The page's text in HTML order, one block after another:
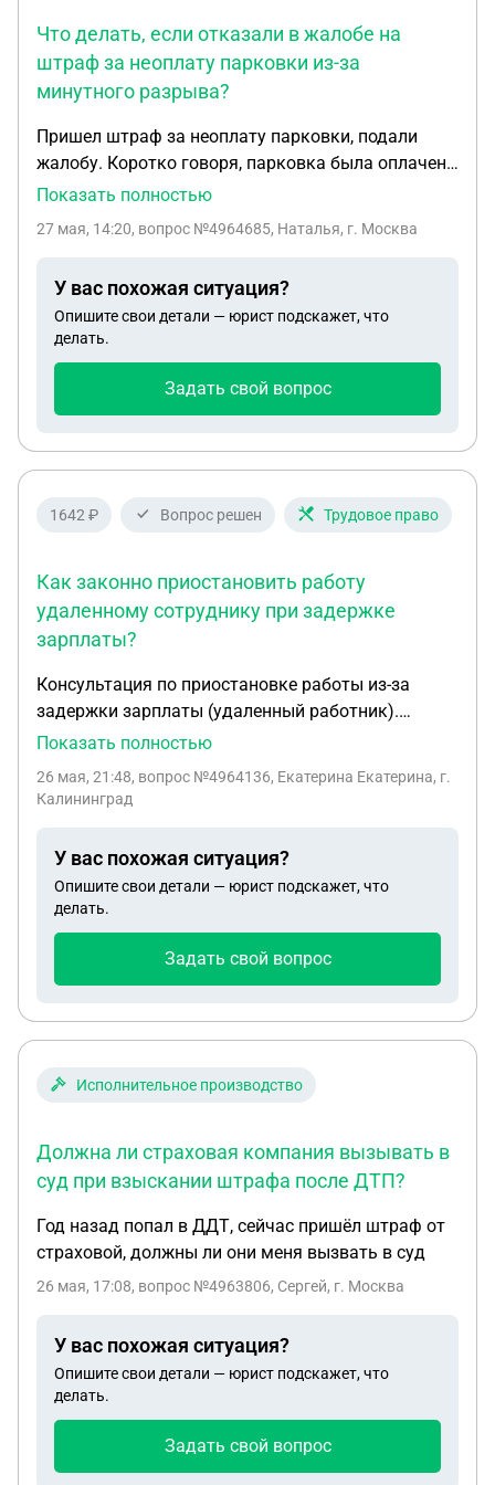
Что делать, если отказали в жалобе на
штраф за неоплату парковки из-за
минутного разрыва?
Пришел штраф за неоплату парковки, подали
жалобу. Коротко говоря, парковка была оплачена
первый раз, затем продлена. После чего была
разрывом в 1 минуту от окончания времени
оплачена в 13:51). В жалобе отказали из-за
разрыва
Показать полностью
27 мая, 14:20, вопрос №4964685, Наталья, г. Москва
У вас похожая ситуация?
Опишите свои детали — юрист подскажет, что
делать.
Задать свой вопрос
1642 ₽ Вопрос решен Трудовое право
Как законно приостановить работу
удаленному сотруднику при задержке
зарплаты?
Консультация по приостановке работы из-за
задержки зарплаты (удаленный работник).
Добрый день! Прошу проконсультировать по
официально по ТК РФ, работает удаленно
Мурманской области. Зарплата выплачивается 2
раза в месяц: 5 и 20 числа. На данный момент
задержаны три выплаты: за 20 апреля, 5 мая и 20
мая. Срок задержки первой выплаты — уже более
1 месяца (более 15 дней точно соблюдено).
работодателем: Заявление на отпуск, заявление
кадровые документы всегда принимались от
трудоустройстве также был смешанный порядок:
сначала скан-копии по email, затем оригиналы по
почте России. Вопросы, требующие консультации:
Как законно приостановить работу в связи с
задержкой зарплаты (ст. 142 ТК РФ) до момента
полного погашения задолженности, учитывая, что
фактически общение идет по email? О способе
уведомления. планируем одновременно:
направить скан заявления о приостановке
работы (указать дату например, приостановка - с
27 мая) в связи с невыплатой зарплаты по
электронной почте (на корпоративный адрес,
Показать полностью
26 мая, 21:48, вопрос №4964136, Екатерина Екатерина, г.
Калининград
У вас похожая ситуация?
Опишите свои детали — юрист подскажет, что
делать.
Задать свой вопрос
Исполнительное производство
Должна ли страховая компания вызывать в
суд при взыскании штрафа после ДТП?
Год назад попал в ДДТ, сейчас пришёл штраф от
страховой, должны ли они меня вызвать в суд
26 мая, 17:08, вопрос №4963806, Сергей, г. Москва
У вас похожая ситуация?
Опишите свои детали — юрист подскажет, что
делать.
Задать свой вопрос